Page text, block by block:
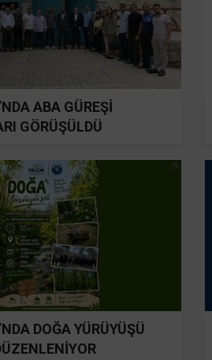
ABA GÜREŞİ
GÖRÜŞÜLDÜ
DOĞA YÜRÜYÜŞÜ